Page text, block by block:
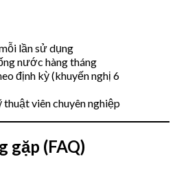
lần sử dụng
nước hàng tháng
định kỳ (khuyến nghị 6
viên chuyên nghiệp
gặp (FAQ)